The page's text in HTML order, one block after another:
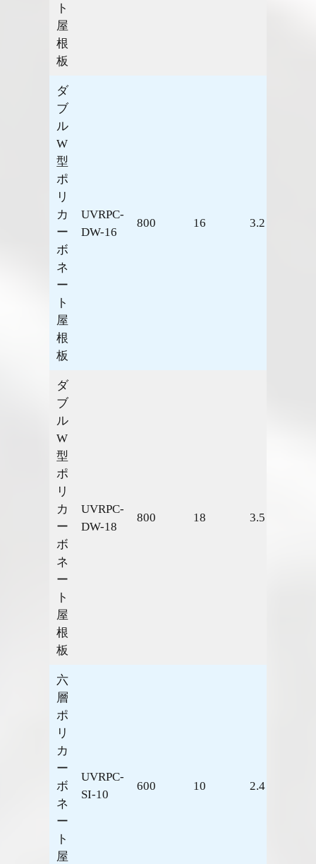
ト
屋
根
板
ダ
ブ
ル
W
型
ポ
リ
カ
ー
ボ
ネ
ー
ト
屋
根
板
UVRPC-
DW-16
800 16 3.2
ダ
ブ
ル
W
型
ポ
リ
カ
ー
ボ
ネ
ー
ト
屋
根
板
UVRPC-
DW-18
800 18 3.5
六
層
ポ
リ
カ
ー
ボ
ネ
ー
ト
屋
UVRPC-
SI-10
600 10 2.4